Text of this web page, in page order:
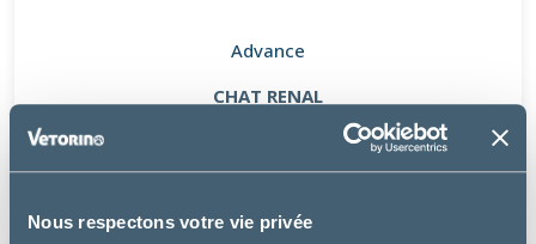
Nous respectons votre vie privée
Advance
CHAT RENAL
17.99€